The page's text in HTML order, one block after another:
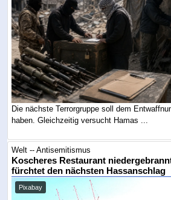
Die nächste Terrorgruppe soll dem
haben. Gleichzeitig versucht Hamas ...
Welt -- Antisemitismus
Koscheres Restaurant
fürchtet den nächsten Hassanschlag
Pixabay